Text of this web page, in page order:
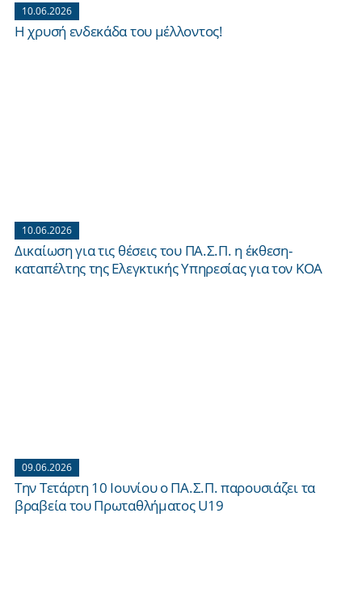
10.06.2026
Η χρυσή ενδεκάδα του μέλλοντος!
10.06.2026
Δικαίωση για τις θέσεις του ΠΑ.Σ.Π. η έκθεση-
καταπέλτης της Ελεγκτικής Υπηρεσίας για τον ΚΟΑ
09.06.2026
Την Τετάρτη 10 Ιουνίου ο ΠΑ.Σ.Π. παρουσιάζει τα
βραβεία του Πρωταθλήματος U19